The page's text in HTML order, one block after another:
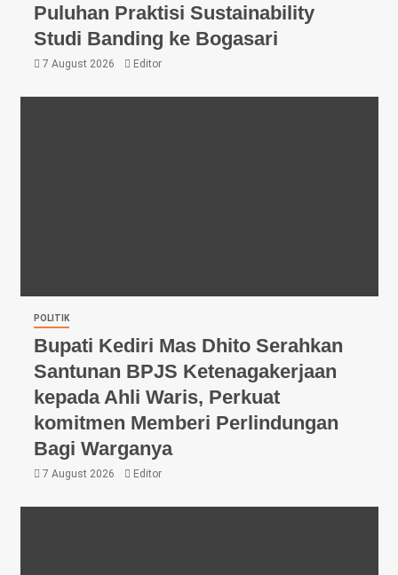
Puluhan Praktisi Sustainability
Studi Banding ke Bogasari
7 August 2026 Editor
POLITIK
Bupati Kediri Mas Dhito Serahkan
Santunan BPJS Ketenagakerjaan
kepada Ahli Waris, Perkuat
komitmen Memberi Perlindungan
Bagi Warganya
7 August 2026 Editor